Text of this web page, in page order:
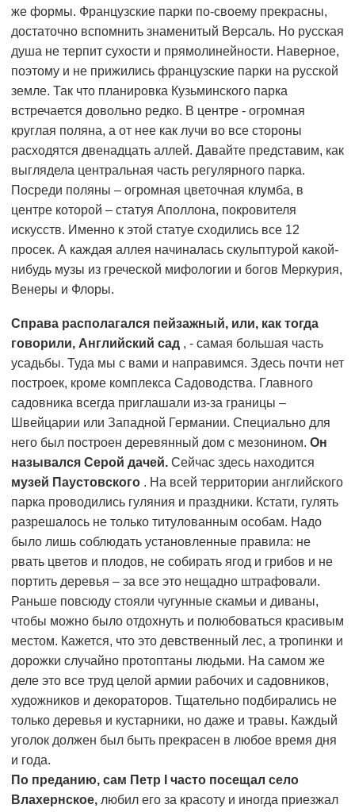
же формы. Французские парки по-своему прекрасны,
достаточно вспомнить знаменитый Версаль. Но русская
душа не терпит сухости и прямолинейности. Наверное,
поэтому и не прижились французские парки на русской
земле. Так что планировка Кузьминского парка
встречается довольно редко. В центре - огромная
круглая поляна, а от нее как лучи во все стороны
расходятся двенадцать аллей. Давайте представим, как
выглядела центральная часть регулярного парка.
Посреди поляны – огромная цветочная клумба, в
центре которой – статуя Аполлона, покровителя
искусств. Именно к этой статуе сходились все 12
просек. А каждая аллея начиналась скульптурой какой-
нибудь музы из греческой мифологии и богов Меркурия,
Венеры и Флоры.
Справа располагался пейзажный, или, как тогда
говорили, Английский сад , - самая большая часть
усадьбы. Туда мы с вами и направимся. Здесь почти нет
построек, кроме комплекса Садоводства. Главного
садовника всегда приглашали из-за границы –
Швейцарии или Западной Германии. Специально для
него был построен деревянный дом с мезонином. Он
назывался Серой дачей. Сейчас здесь находится
музей Паустовского . На всей территории английского
парка проводились гуляния и праздники. Кстати, гулять
разрешалось не только титулованным особам. Надо
было лишь соблюдать установленные правила: не
рвать цветов и плодов, не собирать ягод и грибов и не
портить деревья – за все это нещадно штрафовали.
Раньше повсюду стояли чугунные скамьи и диваны,
чтобы можно было отдохнуть и полюбоваться красивым
местом. Кажется, что это девственный лес, а тропинки и
дорожки случайно протоптаны людьми. На самом же
деле это все труд целой армии рабочих и садовников,
художников и декораторов. Тщательно подбирались не
только деревья и кустарники, но даже и травы. Каждый
уголок должен был быть прекрасен в любое время дня
и года.
По преданию, сам Петр I часто посещал село
Влахернское, любил его за красоту и иногда приезжал